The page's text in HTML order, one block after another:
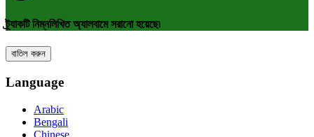
ট্র্যাকটি নিম্নলিখিত অ্যালবামে সরানো হয়েছে৷
বাতিল করুন
Language
Arabic
Bengali
Chinese